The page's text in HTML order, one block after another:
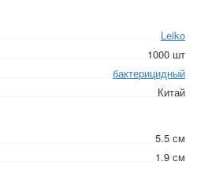
Leiko
1000 шт
бактерицидный
Китай
5.5 см
1.9 см